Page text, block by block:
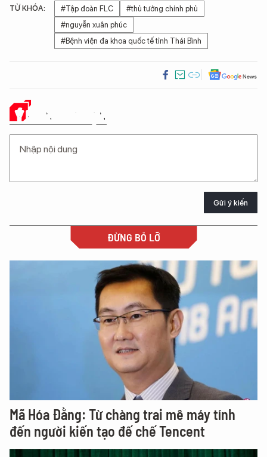
TỪ KHÓA: #Tập đoàn FLC
#thủ tướng chính phủ
#nguyễn xuân phúc
#Bệnh viện đa khoa quốc tế tỉnh Thái Bình
Ý KIẾN CỦA BẠN
Gửi ý kiến
ĐỪNG BỎ LỠ
Mã Hóa Đằng: Từ chàng trai mê máy tính
đến người kiến tạo đế chế Tencent